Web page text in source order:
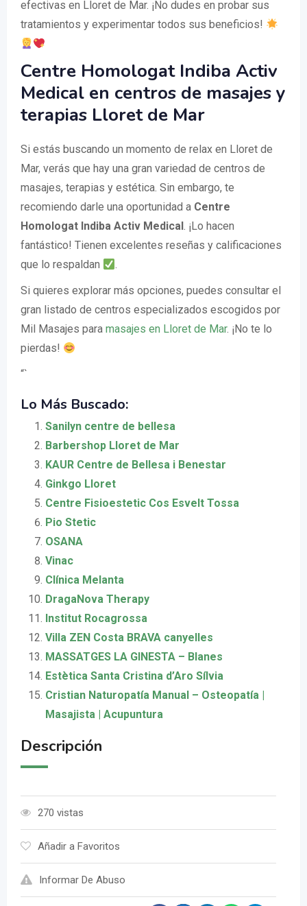
efectivas en Lloret de Mar. ¡No dudes en probar sus
tratamientos y experimentar todos sus beneficios!
Centre Homologat Indiba Activ
Medical en centros de masajes y
terapias Lloret de Mar
Si estás buscando un momento de relax en Lloret de
Mar, verás que hay una gran variedad de centros de
masajes, terapias y estética. Sin embargo, te
recomiendo darle una oportunidad a Centre
Homologat Indiba Activ Medical . ¡Lo hacen
fantástico! Tienen excelentes reseñas y calificaciones
que lo respaldan
.
Si quieres explorar más opciones, puedes consultar el
gran listado de centros especializados escogidos por
Mil Masajes para masajes en Lloret de Mar. ¡No te lo
pierdas!
“`
Lo Más Buscado:
Sanilyn centre de bellesa
Barbershop Lloret de Mar
KAUR Centre de Bellesa i Benestar
Ginkgo Lloret
Centre Fisioestetic Cos Esvelt Tossa
Pio Stetic
OSANA
Vinac
Clínica Melanta
DragaNova Therapy
Institut Rocagrossa
Villa ZEN Costa BRAVA canyelles
MASSATGES LA GINESTA – Blanes
Estètica Santa Cristina d’Aro Sílvia
Cristian Naturopatía Manual – Osteopatía |
Masajista | Acupuntura
Descripción
270 vistas
Añadir a Favoritos
Informar De Abuso